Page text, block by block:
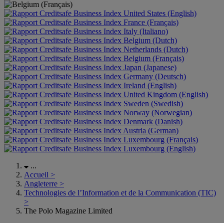
United States (English)
France (Français)
Italy (Italiano)
Belgium (Dutch)
Netherlands (Dutch)
Belgium (Français)
Japan (Japanese)
Germany (Deutsch)
Ireland (English)
United Kingdom (English)
Sweden (Swedish)
Norway (Norwegian)
Denmark (Danish)
Austria (German)
Luxembourg (Français)
Luxembourg (English)
...
Accueil >
Angleterre >
Technologies de l’Information et de la Communication (TIC)
>
The Polo Magazine Limited